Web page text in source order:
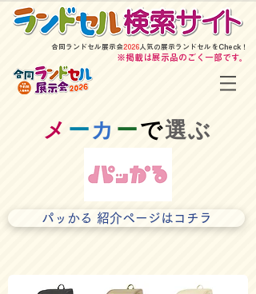
​合同ランドセル展示会2026 人気の展示ランドセルをCheck！
​※掲載は展示品のごく一部です。
​メ ーカ ーで選ぶ
パッかる 紹介ページはコチラ